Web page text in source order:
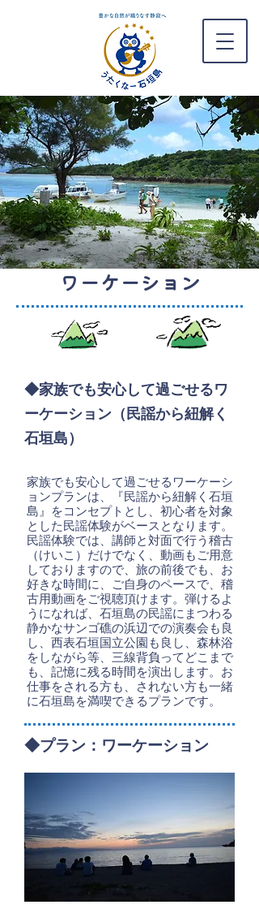
ワーケーション
◆家族でも安心して過ごせるワ
ーケーション （民謡から紐解く
石垣島）
家族でも安心して過ごせるワーケーシ
ョンプランは、『民謡から紐解く石垣
島』をコンセプトとし、初心者を対象
とした民謡体験がベースとなります。
民謡体験では、講師と対面で行う稽古
（けいこ）だけでなく、動画もご用意
しておりますので、旅の前後でも、お
好きな時間に、ご自身のペースで、稽
古用動画をご視聴頂けます。弾けるよ
うになれば、石垣島の民謡にまつわる
静かなサンゴ礁の浜辺での演奏会も良
し、西表石垣国立公園も良し、森林浴
をしながら等、三線背負ってどこまで
も、記憶に残る時間を演出します。お
仕事をされる方も、されない方も一緒
に石垣島を満喫できるプランです。
◆プラン：ワーケーション